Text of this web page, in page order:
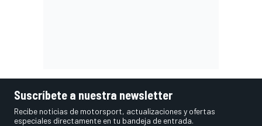
Suscríbete a nuestra newsletter
Recibe noticias de motorsport, actualizaciones y ofertas
especiales directamente en tu bandeja de entrada.